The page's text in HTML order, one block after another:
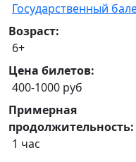
Государственный
Возраст:
6+
Цена билетов:
400-1000 руб
Примерная
продолжительность:
1 час